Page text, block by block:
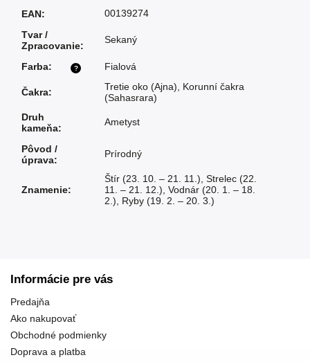
EAN:
00139274
Tvar /
Zpracovanie:
Sekaný
?
Farba: Fialová
Čakra: Tretie oko (Ajna)
Korunní čakra
(Sahasrara)
Druh
kameňa:
Ametyst
Pôvod /
úprava:
Prírodný
Znamenie:
Štír (23. 10. – 21. 11.) Strelec (22.
11. – 21. 12.) Vodnár (20. 1. – 18.
2.)
Ryby (19. 2. – 20. 3.)
Informácie pre vás
Predajňa
Ako nakupovať
Obchodné podmienky
Doprava a platba